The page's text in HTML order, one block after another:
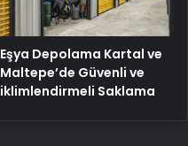
Eşya Depolama Kartal ve
Maltepe’de Güvenli ve
iklimlendirmeli Saklama